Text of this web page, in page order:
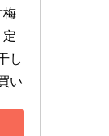
梅
定
し
い